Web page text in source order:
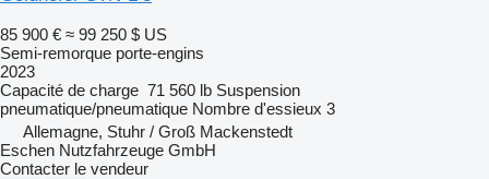
85 900 € ≈ 99 250 $ US
Semi-remorque porte-engins
2023
Capacité de charge 71 560 lb Suspension
pneumatique/pneumatique Nombre d'essieux 3
Allemagne, Stuhr / Groß Mackenstedt
Eschen Nutzfahrzeuge GmbH
Contacter le vendeur